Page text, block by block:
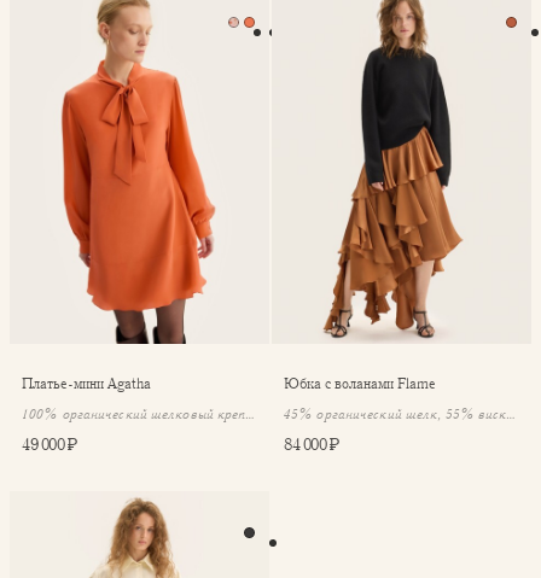
Платье-мини Agatha
Платье-мини Agatha
100% органический шелковый крепдешин
49 000 ₽
Юбка с воланами Flame
Юбка с воланами Flame
45% органический шелк, 55% вискоза
84 000 ₽
Юбка мини Elva